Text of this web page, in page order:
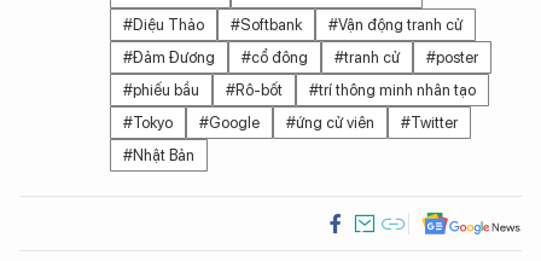
#Diệu Thảo
#Softbank
#Vận động tranh cử
#Đảm Đương
#cổ đông #tranh cử
#poster
#phiếu bầu
#Rô-bốt
#trí thông minh nhân tạo
#Tokyo
#Google #ứng cử viên
#Twitter
#Nhật Bản